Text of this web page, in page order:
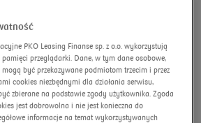
wyszukiwanie zaawansowane
Szukaj
PKO Leasing Finanse sp. z o.o. wykorzystują
przeglądarki. Dane, w tym dane osobowe,
być przekazywane podmiotom trzecim i przez
cookies niezbędnymi dla działania serwisu,
zbierane na podstawie zgody użytkownika. Zgoda
jest dobrowolna i nie jest konieczna do
informacje na temat wykorzystywanych